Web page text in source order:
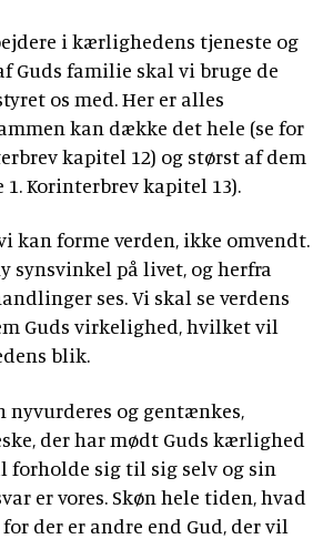
i kærlighedens tjeneste og
Guds familie skal vi bruge de
os med. Her er alles
kan dække det hele (se for
kapitel 12) og størst af dem
Korinterbrev kapitel 13).
kan forme verden, ikke omvendt.
synsvinkel på livet, og herfra
ses. Vi skal se verdens
Guds virkelighed, hvilket vil
blik.
nyvurderes og gentænkes,
der har mødt Guds kærlighed
forholde sig til sig selv og sin
er vores. Skøn hele tiden, hvad
der er andre end Gud, der vil